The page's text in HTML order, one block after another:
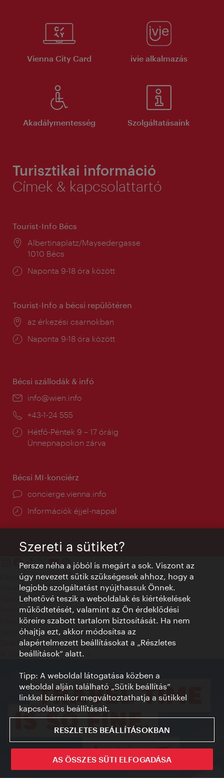
Vienna City Card ivie alkalmazás
Akadálymentesség Szolgáltatásaink
Turisztikai információ
Címek & kapcsolattartó
Tourist-Info Bécs
Helyszín:
Albertinaplatz/Maysedergasse
1010 Bécs
Nyitva
Naponta 9-18 óra között
Tourist-Info a bécsi repülőtéren
Helyszín:
az érkezési csarnokban
Nyitva
Naponta 9-18 óra között
Bécsi szállodák & infó
E-
info@wien.info
Telefon:
+43-1-24 555
Nyitva
tartás:
Hétfő-Péntek 9 – 17 óráig
Ünnepnapokon zárva
Bécsi MI-konciérz
concierge.vienna.info
Információk éjjel-nappal
Kapcsolat
Credits
Adatvédelmi nyilatkozat
Terms of Use
Megközelíthetőség
Sajtókapcsolat
Sütik beállítása
© Copyright WienTourismus
Szereti a sütiket?
Persze néha a jóból is megárt a sok. Viszont az
úgy nevezett sütik szükségesek ahhoz, hogy a
legjobb szolgáltatást nyújthassuk Önnek.
Lehetővé teszik a weboldalak és kiértékelések
működtetését, valamint az Ön érdeklődési
köreire szabott tartalom biztosítását. Ha nem
óhajtja ezt, akkor módosítsa az
alapértelmezett beállításokat a „Részletes
beállítások“ alatt.
Tipp: A weboldal látogatása közben a
weboldal alján található „Sütik beállítás”
linkkel bármikor megváltoztathatja a sütikkel
kapcsolatos beállításait.
RESZLETES BEÁLLÍTÁSOKBAN
AS ÖSSZES SÜTI ELFOGADÁSA